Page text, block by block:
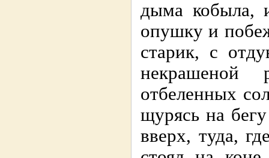
дыма кобыла,
опушку и
старик, с
отбеленных
щурясь на
вверх, туда,